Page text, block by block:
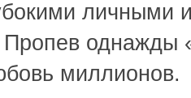
личными
Пропев
миллионов.